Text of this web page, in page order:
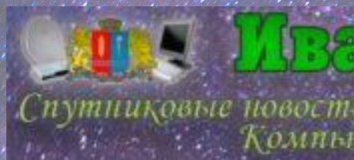
Перейти
к
содержимому